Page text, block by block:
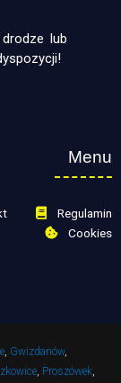
lub
Menu
Regulamin
Cookies
, Gwizdanów,
, Proszówek,